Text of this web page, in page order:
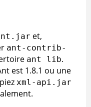
et,
ant-contrib-
ant lib.
est 1.8.1 ou une
xml-api.jar